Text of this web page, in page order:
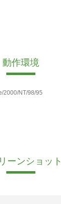
動作環境
2000/NT/98/95
ーンショット